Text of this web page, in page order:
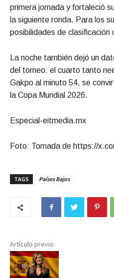
primera jornada y fortaleció
la siguiente ronda. Para los
posibilidades de clasificación
La noche también dejó un
del torneo: el cuarto tanto
Gakpo al minuto 54, se
la Copa Mundial 2026.
Especial-eitmedia.mx
Foto: Tomada de https://
TAGS Países Bajos
Artículo previo